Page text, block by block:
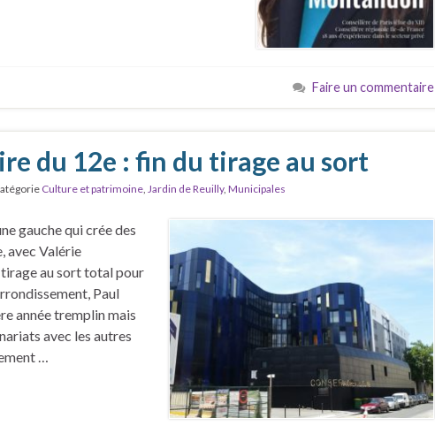
Faire un commentaire
du 12e : fin du tirage au sort
Culture et patrimoine, Jardin de Reuilly, Municipales
gauche qui crée des
avec Valérie
au sort total pour
Paul
année tremplin mais
avec les autres
…